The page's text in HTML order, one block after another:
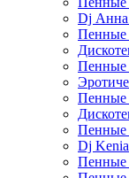
Dj Анна
Пенные
Пенные
Пенные
Пенные
Dj Kenia
Пенные